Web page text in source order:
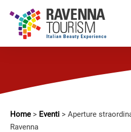
Home > Eventi > Aperture
Ravenna